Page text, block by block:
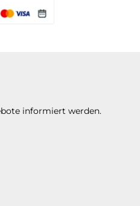
informiert werden.